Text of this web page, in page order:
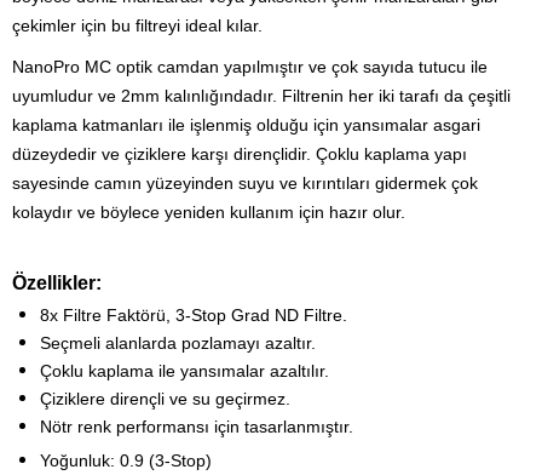
çekimler için bu filtreyi ideal kılar.
NanoPro MC optik camdan yapılmıştır ve çok sayıda tutucu ile
uyumludur ve 2mm kalınlığındadır. Filtrenin her iki tarafı da çeşitli
kaplama katmanları ile işlenmiş olduğu için yansımalar asgari
düzeydedir ve çiziklere karşı dirençlidir. Çoklu kaplama yapı
sayesinde camın yüzeyinden suyu ve kırıntıları gidermek çok
kolaydır ve böylece yeniden kullanım için hazır olur.
Özellikler:
8x Filtre Faktörü, 3-Stop Grad ND Filtre.
Seçmeli alanlarda pozlamayı azaltır.
Çoklu kaplama ile yansımalar azaltılır.
Çiziklere dirençli ve su geçirmez.
Nötr renk performansı için tasarlanmıştır.
Yoğunluk: 0.9 (3-Stop)